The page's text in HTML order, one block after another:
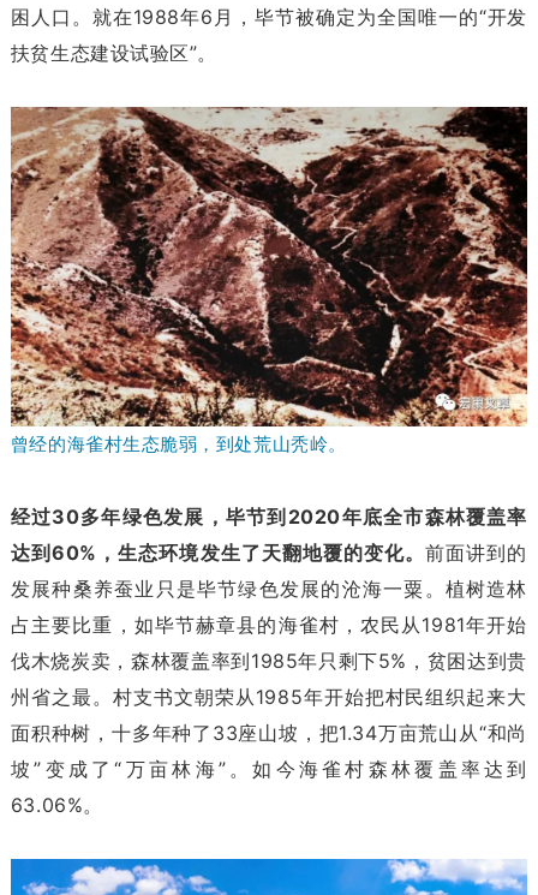
困人口。就在1988年6月，毕节被确定为全国唯一的“开发
扶贫生态建设试验区”。
曾经的海雀村生态脆弱，到处荒山秃岭。
经过30多年绿色发展，毕节到2020年底全市森林覆盖率
达到60%，生态环境发生了天翻地覆的变化。前面讲到的
发展种桑养蚕业只是毕节绿色发展的沧海一粟。植树造林
占主要比重，如毕节赫章县的海雀村，农民从1981年开始
伐木烧炭卖，森林覆盖率到1985年只剩下5%，贫困达到贵
州省之最。村支书文朝荣从1985年开始把村民组织起来大
面积种树，十多年种了33座山坡，把1.34万亩荒山从“和尚
坡”变成了“万亩林海”。如今海雀村森林覆盖率达到
63.06%。